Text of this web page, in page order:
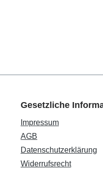
Gesetzliche
Impressum
AGB
Datenschutzerklärung
Widerrufsrecht